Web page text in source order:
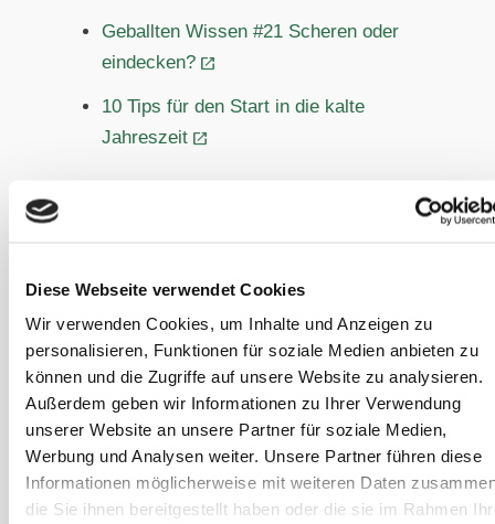
Diese Webseite verwendet Cookies
Wir verwenden Cookies, um Inhalte und Anzeigen zu
personalisieren, Funktionen für soziale Medien anbieten zu
können und die Zugriffe auf unsere Website zu analysieren.
Außerdem geben wir Informationen zu Ihrer Verwendung
unserer Website an unsere Partner für soziale Medien,
Werbung und Analysen weiter. Unsere Partner führen diese
Informationen möglicherweise mit weiteren Daten
die Sie ihnen bereitgestellt haben oder die sie im Rahmen
Geballten Wissen #21 Scheren oder
eindecken?
10 Tips für den Start in die kalte
Jahreszeit
erfahrenes Team
von Therapeuten,
spezialisiert auf
Futterberatung und integrierte
Tiertherapien für Pferde. Mit
umfassender Erfahrung in der
Behandlung von
Stoffwechselproblemen setzen wir auf
artgerechte Fütterung und
naturheilkundliche Mittel, um die
Gesundheit Ihres Pferdes zu